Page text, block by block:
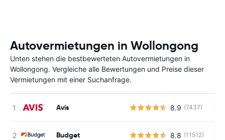
Autovermietungen in Wollongong
Unten stehen die bestbewerteten Autovermietungen in
Wollongong. Vergleiche alle Bewertungen und Preise dieser
Vermietungen mit einer Suchanfrage.
Avis 8.9 (7437)
Budget 8.8 (11512)